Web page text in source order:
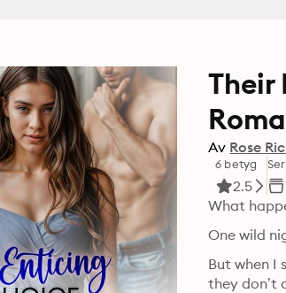
Their
Av Rose
6 betyg
2.5
What
One wild
But when I
they don’t